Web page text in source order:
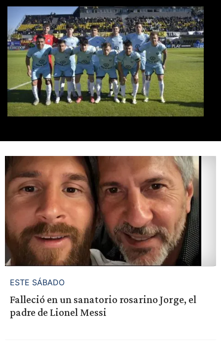
ESTE SÁBADO
Falleció en un sanatorio rosarino Jorge, el
padre de Lionel Messi